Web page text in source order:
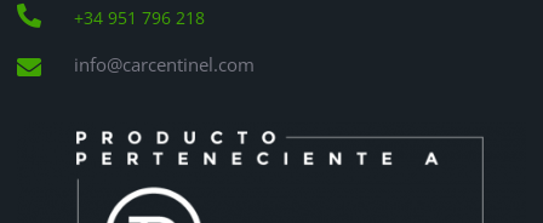
 +34 951 796 218
 info@carcentinel.com